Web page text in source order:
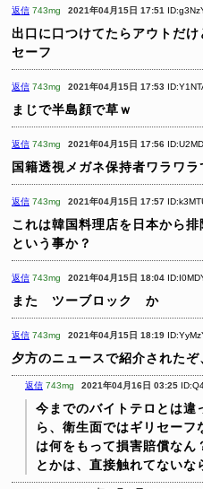
返信 743mg 2021年04月15日 17:51
出口に口つけてたらアウトだけ
セーフ
返信 743mg 2021年04月15日 17:53
まじで半島顔で草ｗ
返信 743mg 2021年04月15日 17:56
国籍透視メガネ保持者ワラワラ
返信 743mg 2021年04月15日 17:57
これは韓国料理店を日本から
という事か？
返信 743mg 2021年04月15日 18:04
また ツーブロック か
返信 743mg 2021年04月15日 18:19
夕方のニュースで紹介されたぞ
返信 743mg 2021年04月16日 03:25
今までのバイトテロとは違
ら、衛生面ではギリセー
は何をもって損害賠償なん
とかは、直接触れてないな